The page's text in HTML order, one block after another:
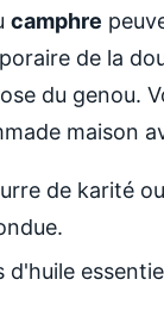
camphre
de la
du genou.
maison
de karité
d'huile